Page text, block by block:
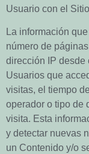
Usuario con el
La información
número de
dirección IP desde
Usuarios que
visitas, el tiempo
operador o tipo de
visita. Esta
y detectar nuevas
un Contenido y/o